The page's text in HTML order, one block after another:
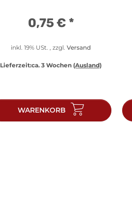
0,75 € *
inkl. 19% USt. , zzgl. Versand
Lieferzeit:ca. 3 Wochen (Ausland)
WARENKORB